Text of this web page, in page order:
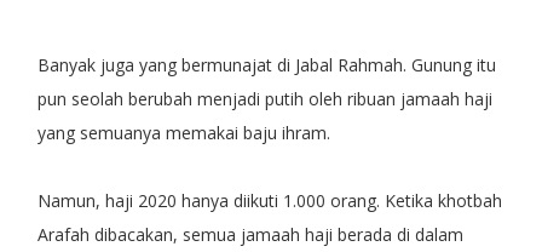
Banyak juga yang bermunajat di Jabal Rahmah. Gunung itu
pun seolah berubah menjadi putih oleh ribuan jamaah haji
yang semuanya memakai baju ihram.
Namun, haji 2020 hanya diikuti 1.000 orang. Ketika khotbah
Arafah dibacakan, semua jamaah haji berada di dalam